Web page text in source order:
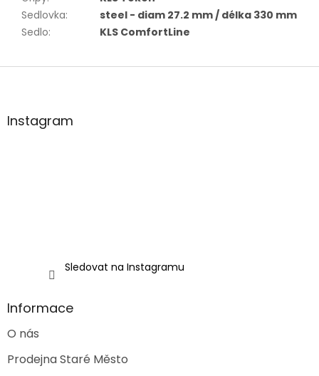
Sedlovka:
steel - diam 27.2 mm / délka 330 mm
Sedlo: KLS ComfortLine
Z
aInstagram
Sledovat na Instagramu
Informace
O nás
Prodejna Staré Město